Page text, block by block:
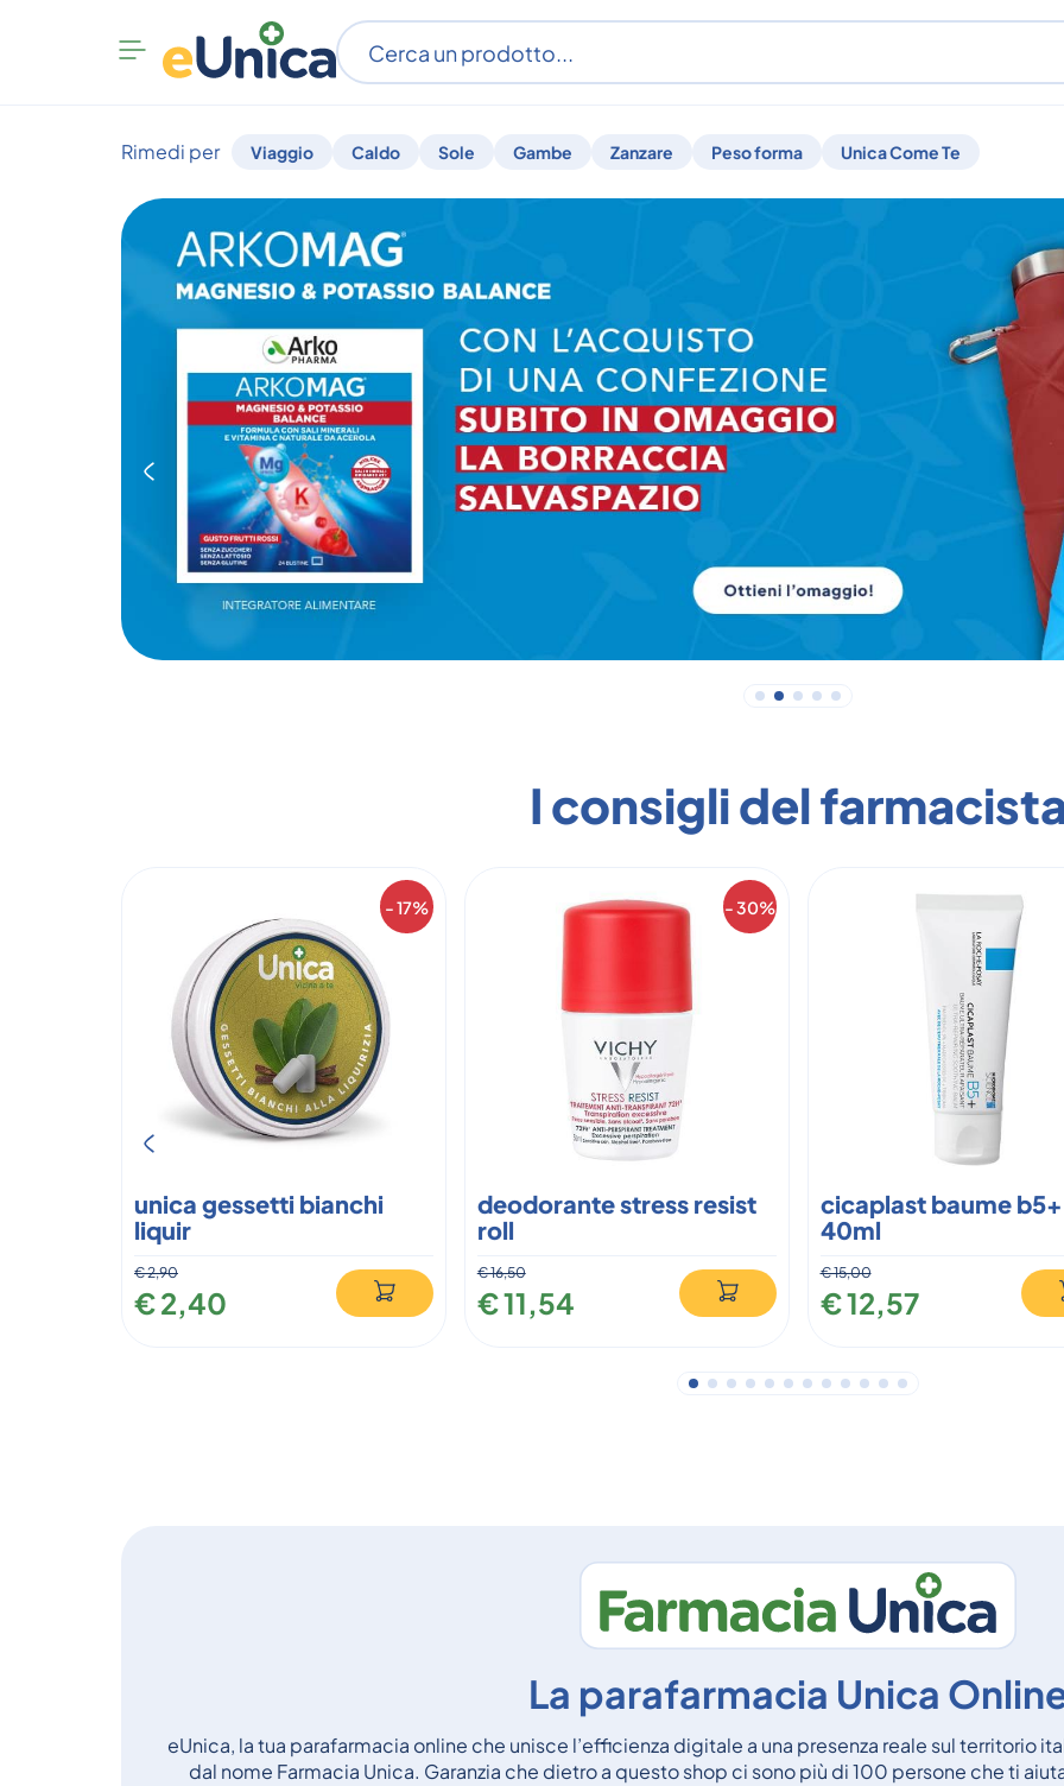
Apri
menu
Rimedi per Viaggio Caldo Sole Gambe Zanzare Peso forma Unica Come Te
I consigli del
- 17%
unica gessetti bianchi
liquir
€ 2,90
€ 2,40
- 30%
deodorante stress resist
roll
€ 16,50
€ 11,54
cicaplast baume b5+
40ml
€ 15,00
€ 12,57
La parafarmacia Unica
eUnica, la tua parafarmacia online che unisce l’efficienza digitale a una presenza reale sul territorio
dal nome Farmacia Unica. Garanzia che dietro a questo shop ci sono più di 100 persone che ti